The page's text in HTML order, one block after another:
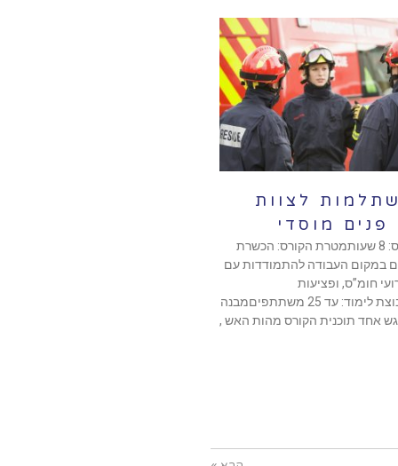
לצוות
פנים מוסדי
היקף הקורס: 8 שעותמטרת הקורס: הכשרת
במקום העבודה להתמודדות עם
חומ”ס, ופציעות
המוניות.קבוצת לימוד: עד 25 משתתפיםמבנה
אחד תוכנית הקורס מהות האש ,